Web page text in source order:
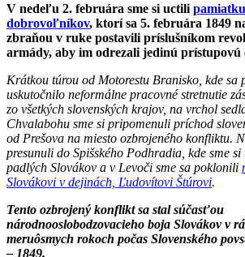
V nedeľu 2. februára sme si uctili
dobrovoľníkov, ktorí sa 5. februára 1849
zbraňou v ruke postavili príslušníkom
armády, aby im odrezali jedinú prístupovú
Krátkou túrou od Motorestu Branisko, kde sa
uskutočnilo neformálne pracovné stretnutie
zo všetkých slovenských krajov, na vrchol
Chvalabohu sme si pripomenuli príchod
od Prešova na miesto ozbrojeného konfliktu.
presunuli do Spišského Podhradia, kde sme
padlých Slovákov a v Levoči sme sa poklonili
Slovákovi v dejinách, Ľudovítovi Štúrovi.
Tento ozbrojený konflikt sa stal súčasťou
národnooslobodzovacieho boja Slovákov v
meruôsmych rokoch počas Slovenského
– 1849.